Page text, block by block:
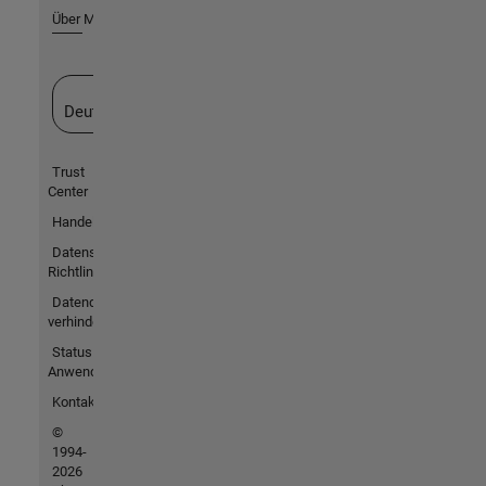
Über MathWorks
Deutschland
Trust
Center
Handelsmarken
Datenschutz-
Richtlinien
Datendiebstahl
verhindern
Status von
Anwendungen
Kontakt
©
1994-
2026